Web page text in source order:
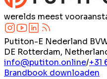
werelds meest
Putiton-E Nederland BV
DE Rotterdam,
info@putiton.online/+31
Brandbook downloaden